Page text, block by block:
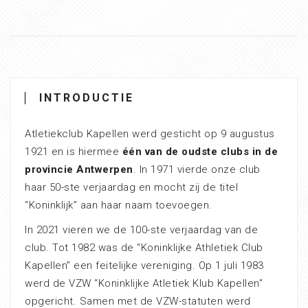
INTRODUCTIE
Atletiekclub Kapellen werd gesticht op 9 augustus
1921 en is hiermee één van de oudste clubs in de
provincie Antwerpen. In 1971 vierde onze club
haar 50-ste verjaardag en mocht zij de titel
“Koninklijk” aan haar naam toevoegen.
In 2021 vieren we de 100-ste verjaardag van de
club. Tot 1982 was de “Koninklijke Athletiek Club
Kapellen” een feitelijke vereniging. Op 1 juli 1983
werd de VZW “Koninklijke Atletiek Klub Kapellen”
opgericht. Samen met de VZW-statuten werd